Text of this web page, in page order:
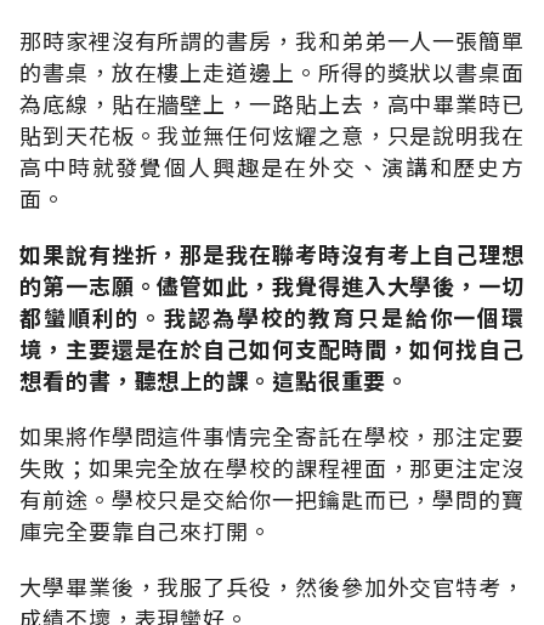
那時家裡沒有所謂的書房，我和弟弟一人一張簡單
的書桌，放在樓上走道邊上。所得的獎狀以書桌面
為底線，貼在牆壁上，一路貼上去，高中畢業時已
貼到天花板。我並無任何炫耀之意，只是說明我在
高中時就發覺個人興趣是在外交、演講和歷史方
面。
如果說有挫折，那是我在聯考時沒有考上自己理想
的第一志願。儘管如此，我覺得進入大學後，一切
都蠻順利的。我認為學校的教育只是給你一個環
境，主要還是在於自己如何支配時間，如何找自己
想看的書，聽想上的課。這點很重要。
如果將作學問這件事情完全寄託在學校，那注定要
失敗；如果完全放在學校的課程裡面，那更注定沒
有前途。學校只是交給你一把鑰匙而已，學問的寶
庫完全要靠自己來打開。
大學畢業後，我服了兵役，然後參加外交官特考，
成績不壞，表現蠻好。